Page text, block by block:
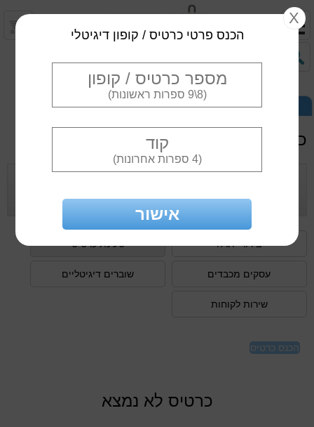
X
הכנס פרטי כרטיס / קופון דיגיטלי
(8\9 ספרות ראשונות)
(4 ספרות אחרונות)
אישור
לקוח פרטי לקוח עסקי עובד חברה
כרטיס נטען
בירור יתרה טעינת כרטיס
עסקים מכבדים שוברים דיגיטליים
שירות לקוחות
הכנס כרטיס
כרטיס לא נמצא